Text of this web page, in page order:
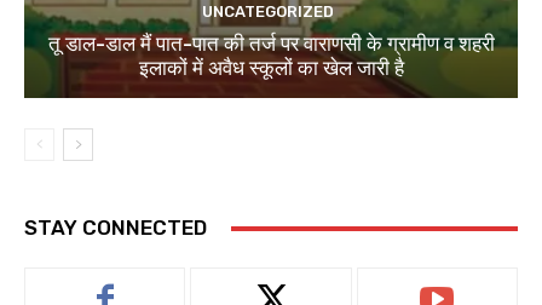
UNCATEGORIZED
तू डाल-डाल मैं पात-पात की तर्ज पर वाराणसी के ग्रामीण व शहरी
इलाकों में अवैध स्कूलों का खेल जारी है
STAY CONNECTED